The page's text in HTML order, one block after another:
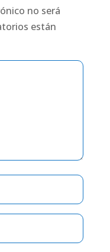
no será
están